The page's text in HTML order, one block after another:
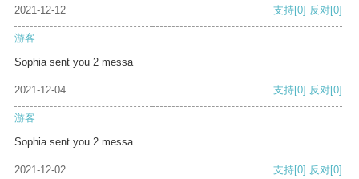
2021-12-12 支持[0] 反对[0]
游客
Sophia sent you 2 messa
2021-12-04 支持[0] 反对[0]
游客
Sophia sent you 2 messa
2021-12-02 支持[0] 反对[0]